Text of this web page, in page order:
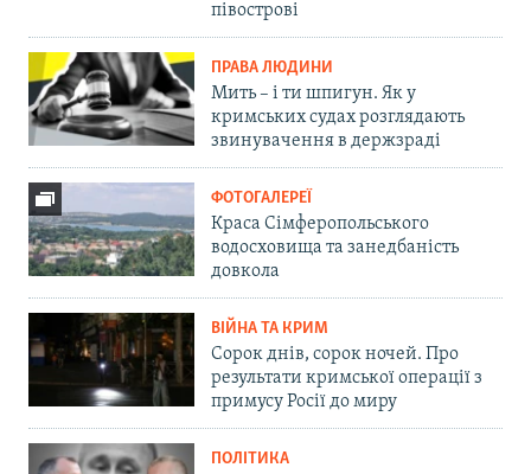
півострові
ПРАВА ЛЮДИНИ
Мить – і ти шпигун. Як у
кримських судах розглядають
звинувачення в держзраді
ФОТОГАЛЕРЕЇ
Краса Сімферопольського
водосховища та занедбаність
довкола
ВІЙНА ТА КРИМ
Сорок днів, сорок ночей. Про
результати кримської операції з
примусу Росії до миру
ПОЛІТИКА